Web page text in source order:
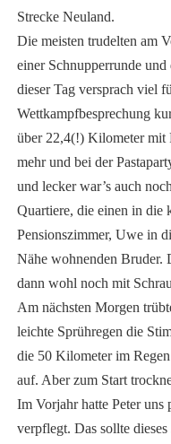
Strecke Neuland.
Die meisten trudelten am
einer Schnupperrunde
dieser Tag versprach viel
Wettkampfbesprechung
über 22,4(!) Kilometer mit
mehr und bei der
und lecker war’s auch
Quartiere, die einen in die
Pensionszimmer, Uwe in
Nähe wohnenden Bruder.
dann wohl noch mit
Am nächsten Morgen
leichte Sprühregen die
die 50 Kilometer im
auf. Aber zum Start
Im Vorjahr hatte Peter uns
verpflegt. Das sollte